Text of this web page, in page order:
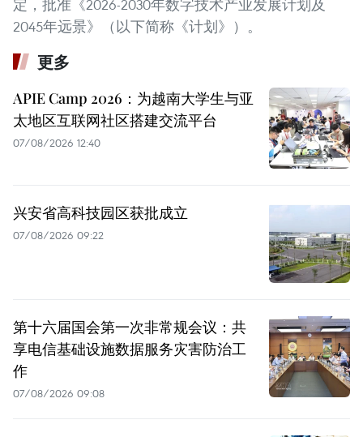
定，批准《2026-2030年数字技术产业发展计划及
2045年远景》（以下简称《计划》）。
更多
APIE Camp 2026：为越南大学生与亚
太地区互联网社区搭建交流平台
07/08/2026 12:40
兴安省高科技园区获批成立
07/08/2026 09:22
第十六届国会第一次非常规会议：共
享电信基础设施数据服务灾害防治工
作
07/08/2026 09:08